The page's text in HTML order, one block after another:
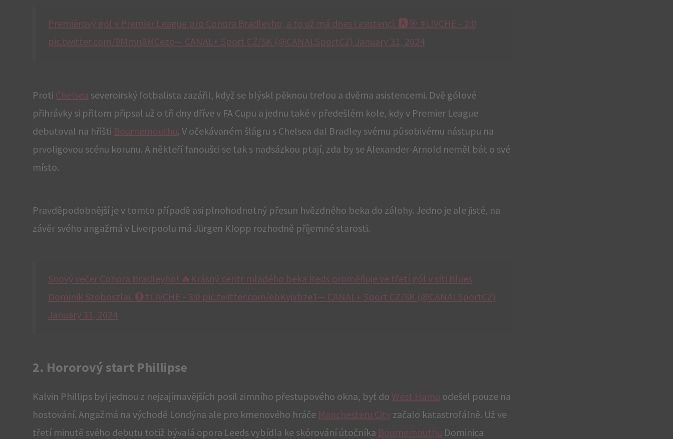
Premiérový gól v Premier League pro Conora Bradleyho, a to už má dnes i asistenci. 🅰️🎯 #LIVCHE - 2:0
pic.twitter.com/9Mmn8MCezo— CANAL+ Sport CZ/SK (@CANALSportCZ) January 31, 2024
Proti Chelsea severoirský fotbalista zazářil, když se blýskl pěknou trefou a dvěma asistencemi. Dvě gólové
přihrávky si přitom připsal už o tři dny dříve v FA Cupu a jednu také v předešlém kole, kdy v Premier League
debutoval na hřišti Bournemouthu. V očekávaném šlágru s Chelsea dal Bradley svému působivému nástupu na
prvoligovou scénu korunu. A někteří fanoušci se tak s nadsázkou ptají, zda by se Alexander-Arnold neměl bát o své
místo.
Pravděpodobnější je v tomto případě asi plnohodnotný přesun hvězdného beka do zálohy. Jedno je ale jisté, na
závěr svého angažmá v Liverpoolu má Jürgen Klopp rozhodně příjemné starosti.
Snový večer Conora Bradleyho! 🔥Krásný centr mladého beka Reds proměňuje ve třetí gól v síti Blues
Dominik Szoboszlai. 🔴#LIVCHE - 3:0 pic.twitter.com/ebKvjxbze1— CANAL+ Sport CZ/SK (@CANALSportCZ)
January 31, 2024
2. Hororový start Phillipse
Kalvin Phillips byl jednou z nejzajímavějších posil zimního přestupového okna, byť do West Hamu odešel pouze na
hostování. Angažmá na východě Londýna ale pro kmenového hráče Manchesteru City začalo katastrofálně. Už ve
třetí minutě svého debutu totiž bývalá opora Leeds vybídla ke skórování útočníka Bournemouthu Dominica